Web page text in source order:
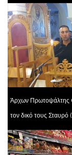
Άρχων Πρωτοψάλτης
τον δικό τους Σταυρό